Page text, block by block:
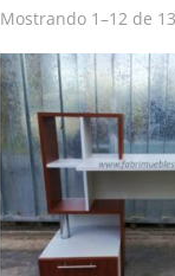
Mostrando 1–12 de